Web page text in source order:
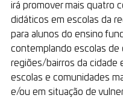
irá promover mais quatro
didáticos em escolas da
para alunos do ensino
contemplando escolas de
regiões/bairros da cidade
escolas e comunidades
e/ou em situação de